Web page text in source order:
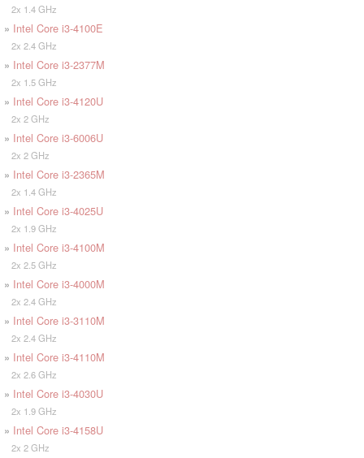
2x 1.4 GHz
» Intel Core i3-4100E
2x 2.4 GHz
» Intel Core i3-2377M
2x 1.5 GHz
» Intel Core i3-4120U
2x 2 GHz
» Intel Core i3-6006U
2x 2 GHz
» Intel Core i3-2365M
2x 1.4 GHz
» Intel Core i3-4025U
2x 1.9 GHz
» Intel Core i3-4100M
2x 2.5 GHz
» Intel Core i3-4000M
2x 2.4 GHz
» Intel Core i3-3110M
2x 2.4 GHz
» Intel Core i3-4110M
2x 2.6 GHz
» Intel Core i3-4030U
2x 1.9 GHz
» Intel Core i3-4158U
2x 2 GHz